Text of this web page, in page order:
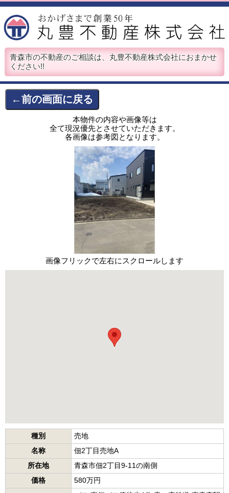
青森市の不動産のご相談は、丸豊不動産株式会社におまかせ
ください!!
←前の画面に戻る
本物件の内容や画像等は
全て現況優先とさせていただきます。
各画像は参考図となります。
画像フリックで左右にスクロールします
種別
売地
名称
佃2丁目売地A
所在地
青森市佃2丁目9-11の南側
価格
580万円